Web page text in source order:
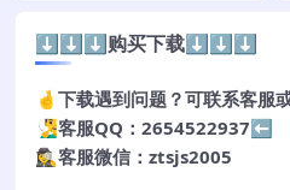
⬇️⬇️⬇️购买下载⬇️⬇️⬇️
🤞下载遇到问题？可联系客服
🧏‍♂️客服QQ：2654522937⬅️
🕵️‍♀️客服微信：ztsjs2005